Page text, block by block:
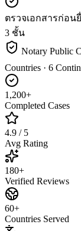
ตรวจเอกสารก่อน
3 ชั้น
Notary Public
Countries · 6
1,200+
Completed Cases
4.9 / 5
Avg Rating
180+
Verified Reviews
60+
Countries Served